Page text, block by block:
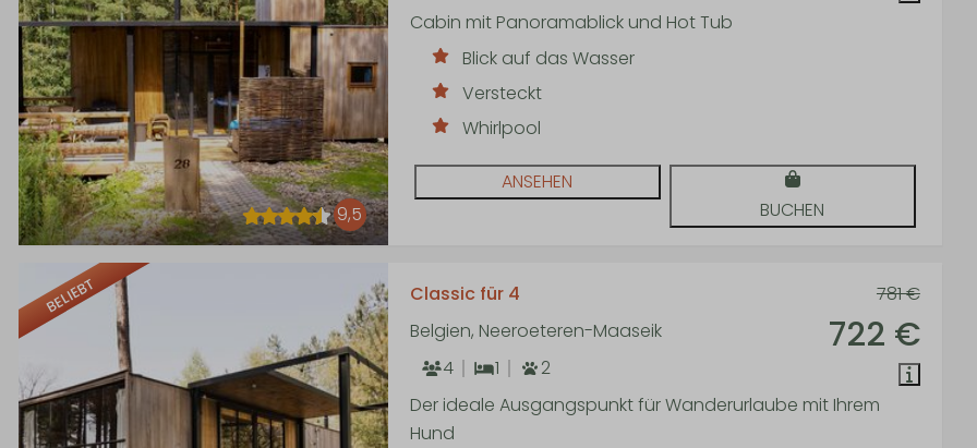
9,5
Cabin mit Panoramablick und Hot Tub
Blick auf das Wasser
Versteckt
Whirlpool
ANSEHEN
BUCHEN
BELIEBT 781 €
722 €
Classic für 4
Belgien, Neeroeteren-Maaseik
4
1
2
Der ideale Ausgangspunkt für Wanderurlaube mit Ihrem
Hund